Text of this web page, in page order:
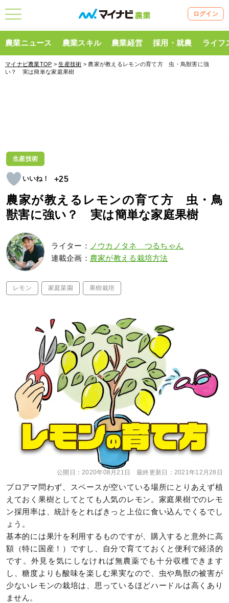
ログイン
農業ニュース 農業スキル 農業経営 採用・就農 ライフ
マイナビ農業TOP >生産技術 > 農家が教えるレモンの育て方 虫・鳥獣害に強
い？ 実は簡単な家庭果樹
生産技術
+25
農家が教えるレモンの育て方 虫・鳥
獣害に強い？ 実は簡単な家庭果樹
ライター：
ノウカノタネ つるちゃん
連載企画： 農家が教える栽培方法
レモン 家庭菜園 果樹栽培
公開日：2020年08月21日 最終更新日： 2021年12月28日
プロアマ問わず、スペースが空いている場所にとりあえず植
えておく果樹としてとても人気のレモン。家庭果樹でのレモ
ン採用率は、統計をとればきっと上位に食い込んでくるでし
ょう。
基本的には果汁を利用するものですが、購入すると意外に高
額（特に国産！）ですし、自分で育てておくと便利で経済的
です。外見を気にしなければ無農薬でも十分収穫できます
し、糖度よりも酸味を楽しむ果実なので、虫や鳥獣の被害が
少ないレモンの栽培は、思っているほどハードルは高くあり
ません。